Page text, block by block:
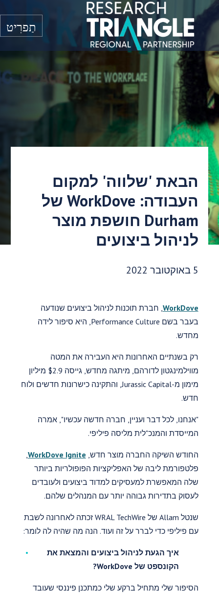
דלג לתוכן
תַפרִיט
הבאת 'שלווה' למקום
העבודה: WorkDove של
Durham חושפת מוצר
לניהול ביצועים
תאריך פרסום:
5 באוקטובר 2022
WorkDove , חברת תוכנות לניהול ביצועים שנודעה
בעבר בשם Performance Culture, היא סיפור לידה
מחדש.
רק בשנתיים האחרונות היא העבירה את המטה
מווילמינגטון לדורהם, מיתגה מחדש, גייסה $2.9 מיליון
מימון מ-Jurassic Capital, והתקינה כישרונות חדשים ולוח
חדש.
"אנחנו, לכל דבר ועניין, חברה חדשה עכשיו", אמרה
המייסדת והמנכ"לית מליסה פיליפי.
החודש השיקה החברה מוצר חדש, WorkDove Ignite
פלטפורמת ליבה של האפליקציות הפופולריות ביותר
שלה המאפשרת למעסיקים למדוד ביצועים ולעובדים
לעסוק בתדירות גבוהה יותר עם המנהלים שלהם.
שנטל Allam של WRAL TechWire זכתה לאחרונה לשבת
עם פיליפי כדי לברר על זה ועוד. הנה מה שהיה לה לומר:
איך הגעת לניהול ביצועים והמצאת את
הקונספט של WorkDove?
הסיפור שלי מתחיל ברקע שלי כמתכנן פיננסי שעובד